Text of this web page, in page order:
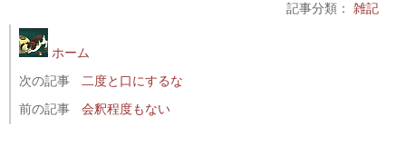
記事分類： 雑記
ホーム
次の記事
二度と口にするな
前の記事
会釈程度もない